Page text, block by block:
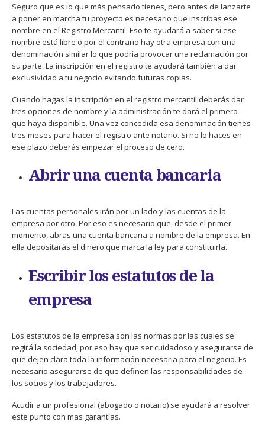
Seguro que es lo que más pensado tienes, pero antes de lanzarte
a poner en marcha tu proyecto es necesario que inscribas ese
nombre en el Registro Mercantil. Eso te ayudará a saber si ese
nombre está libre o por el contrario hay otra empresa con una
denominación similar lo que podría provocar una reclamación por
su parte. La inscripción en el registro te ayudará también a dar
exclusividad a tu negocio evitando futuras copias.
Cuando hagas la inscripción en el registro mercantil deberás dar
tres opciones de nombre y la administración te dará el primero
que haya disponible. Una vez concedida esa denominación tienes
tres meses para hacer el registro ante notario. Si no lo haces en
ese plazo deberás empezar el proceso de cero.
Abrir una cuenta bancaria
Las cuentas personales irán por un lado y las cuentas de la
empresa por otro. Por eso es necesario que, desde el primer
momento, abras una cuenta bancaria a nombre de la empresa. En
ella depositarás el dinero que marca la ley para constituirla.
Escribir los estatutos de la
empresa
Los estatutos de la empresa son las normas por las cuales se
regirá la sociedad, por eso hay que ser cuidadoso y asegurarse de
que dejen clara toda la información necesaria para el negocio. Es
necesario asegurarse de que definen las responsabilidades de
los socios y los trabajadores.
Acudir a un profesional (abogado o notario) se ayudará a resolver
este punto con mas garantías.